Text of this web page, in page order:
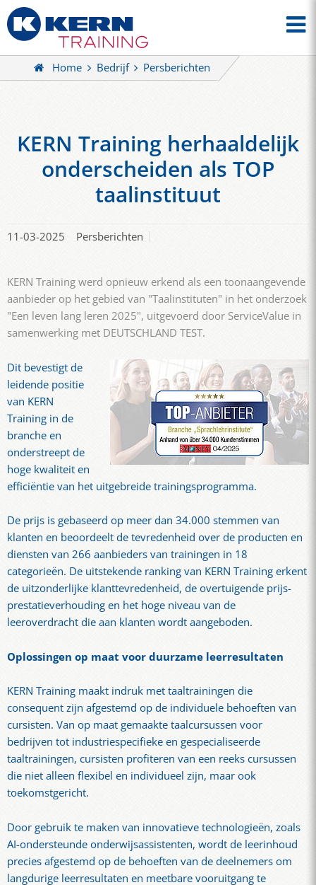
Home Bedrijf Persberichten
KERN Training herhaaldelijk
onderscheiden als TOP
taalinstituut
11-03-2025 Persberichten
KERN Training werd opnieuw erkend als een toonaangevende
aanbieder op het gebied van "Taalinstituten" in het onderzoek
"Een leven lang leren 2025", uitgevoerd door ServiceValue in
samenwerking met DEUTSCHLAND TEST.
Dit bevestigt de
leidende positie
van KERN
Training in de
branche en
onderstreept de
hoge kwaliteit en
efficiëntie van het uitgebreide trainingsprogramma.
De prijs is gebaseerd op meer dan 34.000 stemmen van
klanten en beoordeelt de tevredenheid over de producten en
diensten van 266 aanbieders van trainingen in 18
categorieën. De uitstekende ranking van KERN Training erkent
de uitzonderlijke klanttevredenheid, de overtuigende prijs-
prestatieverhouding en het hoge niveau van de
leeroverdracht die aan klanten wordt aangeboden.
Oplossingen op maat voor duurzame leerresultaten
KERN Training maakt indruk met taaltrainingen die
consequent zijn afgestemd op de individuele behoeften van
cursisten. Van op maat gemaakte taalcursussen voor
bedrijven tot industriespecifieke en gespecialiseerde
taaltrainingen, cursisten profiteren van een reeks cursussen
die niet alleen flexibel en individueel zijn, maar ook
toekomstgericht.
Door gebruik te maken van innovatieve technologieën, zoals
AI-ondersteunde onderwijsassistenten, wordt de leerinhoud
precies afgestemd op de behoeften van de deelnemers om
langdurige leerresultaten en meetbare vooruitgang te